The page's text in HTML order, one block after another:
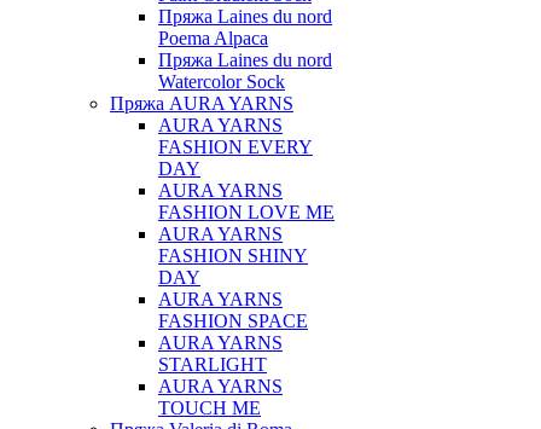
Пряжа Laines du nord
Poema Alpaca
Пряжа Laines du nord
Watercolor Sock
Пряжа AURA YARNS
AURA YARNS
FASHION EVERY
DAY
AURA YARNS
FASHION LOVE ME
AURA YARNS
FASHION SHINY
DAY
AURA YARNS
FASHION SPACE
AURA YARNS
STARLIGHT
AURA YARNS
TOUCH ME